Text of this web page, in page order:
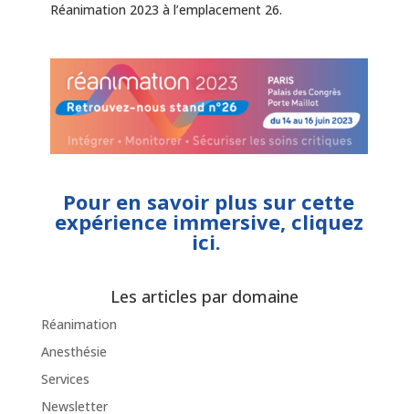
Réanimation 2023 à l’emplacement 26.
Pour en savoir plus sur cette
expérience immersive, cliquez
ici.
Les articles par domaine
Réanimation
Anesthésie
Services
Newsletter